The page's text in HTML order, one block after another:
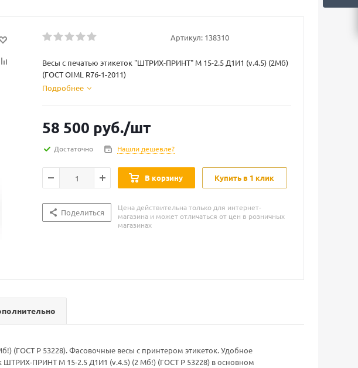
Артикул: 138310
Весы с печатью этикеток "ШТРИХ-ПРИНТ" М 15-2.5 Д1И1 (v.4.5) (2Мб)
(ГОСТ OIML R76-1-2011)
Подробнее
58 500 руб./шт
Достаточно Нашли дешевле?
В корзину Купить в 1 клик
Поделиться
Цена действительна только для интернет-
магазина и может отличаться от цен в розничных
магазинах
(ГОСТ Р 53228). Фасовочные весы с принтером этикеток. Удобное
ПРИНТ M 15-2.5 Д1И1 (v.4.5) (2 Мб!) (ГОСТ Р 53228) в основном